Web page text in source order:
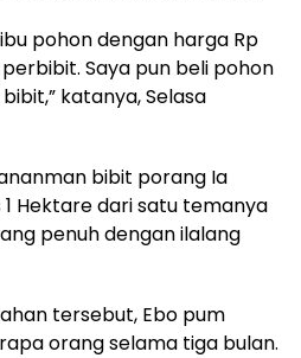
pohon dengan harga Rp
Saya pun beli pohon
katanya, Selasa
bibit porang Ia
Hektare dari satu temanya
penuh dengan ilalang
tersebut, Ebo pum
orang selama tiga bulan.